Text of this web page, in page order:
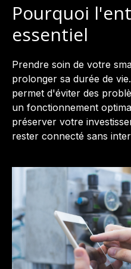
Pourquoi
essentiel
Prendre soin de votre
prolonger sa durée de
permet d'éviter des
un fonctionnement
préserver votre
rester connecté sans